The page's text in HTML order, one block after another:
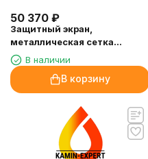
50 370 ₽
Защитный экран,
металлическая сетка
(Richard Le Droff)
В наличии
В корзину